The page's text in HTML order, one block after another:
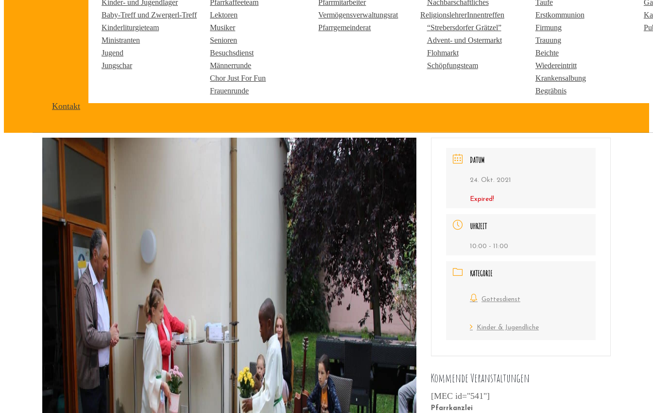
Kinder- und Jugendlager
Baby-Treff und Zwergerl-Treff
Kinderliturgieteam
Ministranten
Jugend
Jungschar
Pfarrkaffeeteam
Lektoren
Musiker
Senioren
Besuchsdienst
Männerrunde
Chor Just For Fun
Frauenrunde
Pfarrmitarbeiter
Vermögensverwaltungsrat
Pfarrgemeinderat
Nachbarschaftliches
ReligionslehrerInnentreffen
“Strebersdorfer Grätzel”
Advent- und Ostermarkt
Flohmarkt
Schöpfungsteam
Taufe
Erstkommunion
Firmung
Trauung
Beichte
Wiedereintritt
Krankensalbung
Begräbnis
Kontakt
DATUM
24. Okt. 2021
Expired!
UHRZEIT
10:00 - 11:00
KATEGORIE
Gottesdienst
Kinder & Jugendliche
Kommende Veranstaltungen
[MEC id="541"]
Pfarrkanzlei